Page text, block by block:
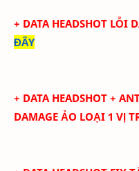
+ DATA HEADSHOT LỖI
ĐÂY
+ DATA HEADSHOT +
DAMAGE ẢO LOẠI 1 VỊ